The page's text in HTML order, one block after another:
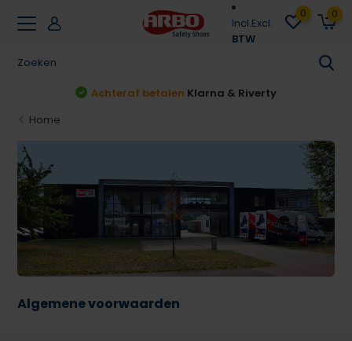
Incl.Excl.
BTW
0 0
Achteraf betalen Klarna & Riverty
Home
Algemene voorwaarden